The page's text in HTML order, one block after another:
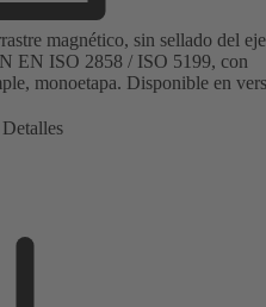
magnético, sin sellado del
EN ISO 2858 / ISO 5199, con
monoetapa. Disponible en
Detalles